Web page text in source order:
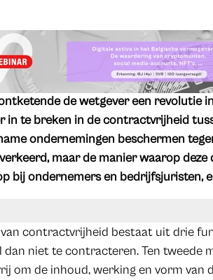
de wetgever een
in te breken in de contractvrijheid
ondernemingen beschermen
maar de manier waarop
bij ondernemers en bedrijfsjuristen,
contractvrijheid bestaat uit drie
dan niet te contracteren. Ten tweede
om de inhoud, werking en vorm van